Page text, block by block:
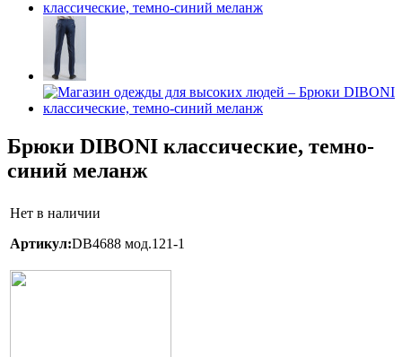
Брюки DIBONI классические, темно-
синий меланж
Нет в наличии
Артикул:DB4688 мод.121-1